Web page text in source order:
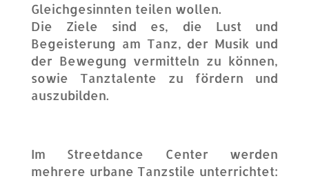
Gleichgesinnten teilen wollen.
Die Ziele sind es, die Lust und
Begeisterung am Tanz, der Musik und
der Bewegung vermitteln zu können,
sowie Tanztalente zu fördern und
auszubilden.
Im Streetdance Center werden
mehrere urbane Tanzstile unterrichtet: